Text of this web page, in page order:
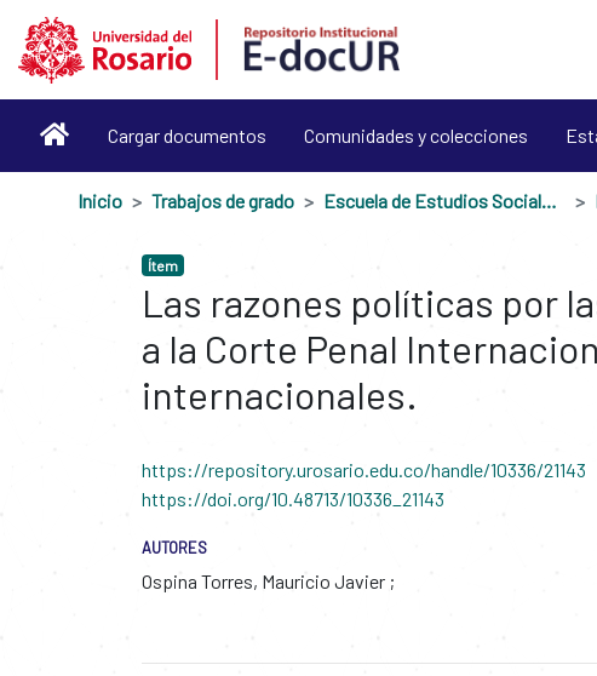
Cargar documentos Comunidades y colecciones
Inicio Trabajos de grado Escuela de Estudios Sociales, Políticos e Internacionales
Ítem
Las razones políticas por
a la Corte Penal
internacionales.
https://repository.urosario.edu.co/handle/10336/21143
https://doi.org/10.48713/10336_21143
AUTORES
Ospina Torres, Mauricio Javier